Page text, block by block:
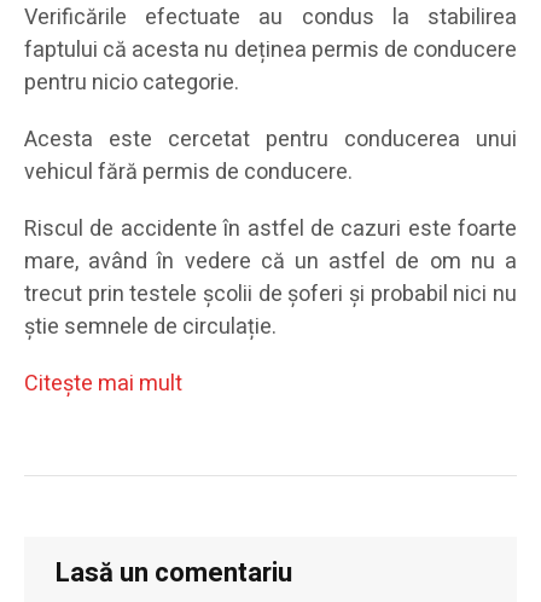
Verificările efectuate au condus la stabilirea
faptului că acesta nu deținea permis de conducere
pentru nicio categorie.
Acesta este cercetat pentru conducerea unui
vehicul fără permis de conducere.
Riscul de accidente în astfel de cazuri este foarte
mare, având în vedere că un astfel de om nu a
trecut prin testele școlii de șoferi și probabil nici nu
știe semnele de circulație.
Citeşte mai mult
Lasă un comentariu